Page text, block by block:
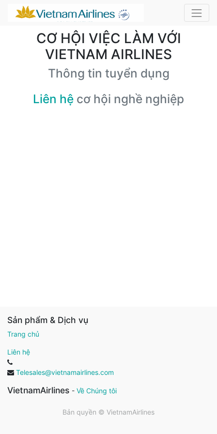
CƠ HỘI VIỆC LÀM VỚI
VIETNAM AIRLINES
Thông tin tuyển dụng
Liên hệ cơ hội nghề nghiệp
Sản phẩm & Dịch vụ
Trang chủ
Liên hệ
Telesales@vietnamairlines.com
VietnamAirlines - Về Chúng tôi
Bản quyền © VietnamAirlines